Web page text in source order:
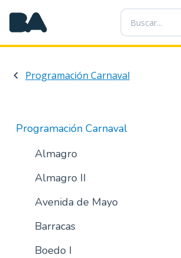
P
a
s
a
Programación Carnaval
Programación Carnaval
Almagro
Almagro II
Avenida de Mayo
Barracas
Boedo I